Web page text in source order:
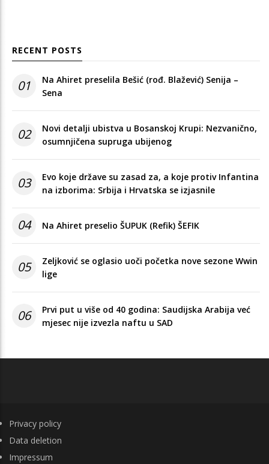
RECENT POSTS
01
Na Ahiret preselila Bešić (rođ. Blažević) Senija –
Sena
02
Novi detalji ubistva u Bosanskoj Krupi: Nezvanično,
osumnjičena supruga ubijenog
03
Evo koje države su zasad za, a koje protiv Infantina
na izborima: Srbija i Hrvatska se izjasnile
04 Na Ahiret preselio ŠUPUK (Refik) ŠEFIK
05
Zeljković se oglasio uoči početka nove sezone Wwin
lige
06
Prvi put u više od 40 godina: Saudijska Arabija već
mjesec nije izvezla naftu u SAD
FOOTER
Privacy policy
Data deletion
Impressum